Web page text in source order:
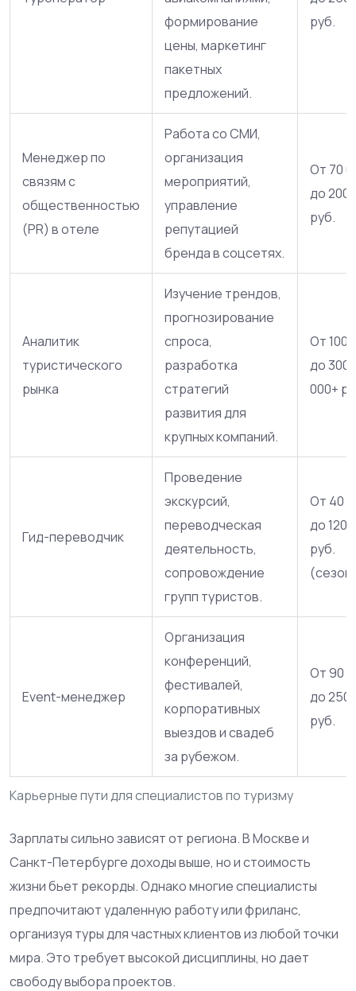
Карьерные пути для специалистов по туризму
формирование
цены, маркетинг
пакетных
предложений.
руб.
Менеджер по
связям с
общественностью
(PR) в отеле
Работа со СМИ,
организация
мероприятий,
управление
репутацией
бренда в соцсетях.
От 70
до 200
руб.
Аналитик
туристического
рынка
Изучение трендов,
прогнозирование
спроса,
разработка
стратегий
развития для
крупных компаний.
От 100
до 300
000+
Гид-переводчик
Проведение
экскурсий,
переводческая
деятельность,
сопровождение
групп туристов.
От 40
до 120
руб.
Event-менеджер
Организация
конференций,
фестивалей,
корпоративных
выездов и свадеб
за рубежом.
От 90
до 250
руб.
Зарплаты сильно зависят от региона. В Москве и
Санкт-Петербурге доходы выше, но и стоимость
жизни бьет рекорды. Однако многие специалисты
предпочитают удаленную работу или фриланс,
организуя туры для частных клиентов из любой точки
мира. Это требует высокой дисциплины, но дает
свободу выбора проектов.